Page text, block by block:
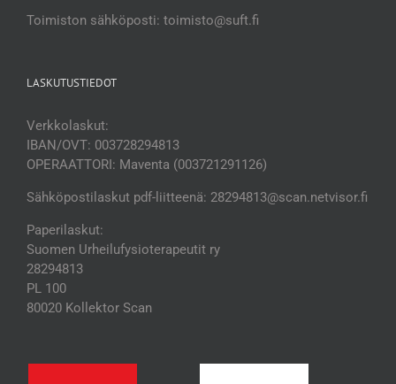
Toimiston sähköposti: toimisto@suft.fi
LASKUTUSTIEDOT
Verkkolaskut:
IBAN/OVT: 003728294813
OPERAATTORI: Maventa (003721291126)
Sähköpostilaskut pdf-liitteenä: 28294813@scan.netvisor.fi
Paperilaskut:
Suomen Urheilufysioterapeutit ry
28294813
PL 100
80020 Kollektor Scan